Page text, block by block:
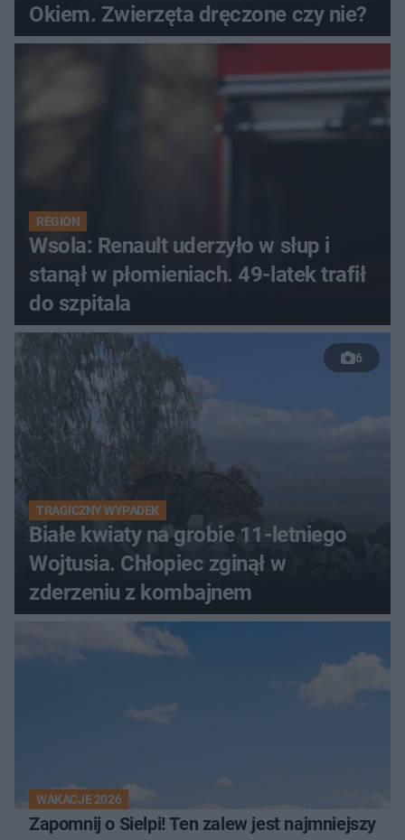
Okiem. Zwierzęta dręczone czy nie?
REGION
Wsola: Renault uderzyło w słup i
stanął w płomieniach. 49-latek trafił
do szpitala
6
TRAGICZNY WYPADEK
Białe kwiaty na grobie 11-letniego
Wojtusia. Chłopiec zginął w
zderzeniu z kombajnem
WAKACJE 2026
Zapomnij o Sielpi! Ten zalew jest najmniejszy